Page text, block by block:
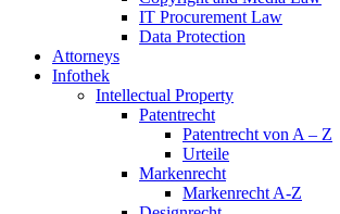
IT Procurement Law
Data Protection
Attorneys
Infothek
Intellectual Property
Patentrecht
Patentrecht von A – Z
Urteile
Markenrecht
Markenrecht A-Z